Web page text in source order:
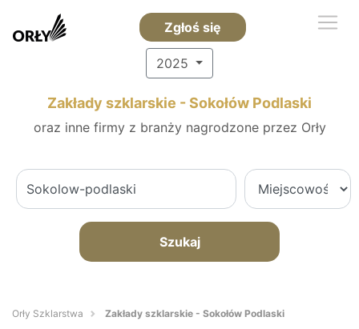
Zgłoś się
2025
Zakłady szklarskie - Sokołów Podlaski
oraz inne firmy z branży nagrodzone przez Orły
Szukaj
Orły Szklarstwa Zakłady szklarskie - Sokołów Podlaski